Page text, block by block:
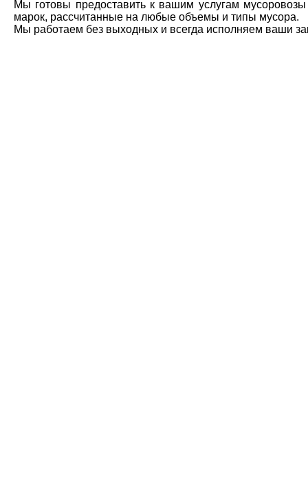
Мы готовы предоставить к вашим услугам
марок, рассчитанные на любые объемы и типы мусора.
Мы работаем без выходных и всегда исполняем ваши